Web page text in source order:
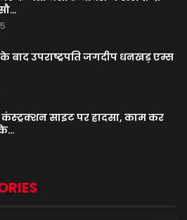
बाद उपराष्ट्रपति जगदीप धनखड़ एम्स
कंस्ट्रक्शन साइट पर हादसा, काम कर